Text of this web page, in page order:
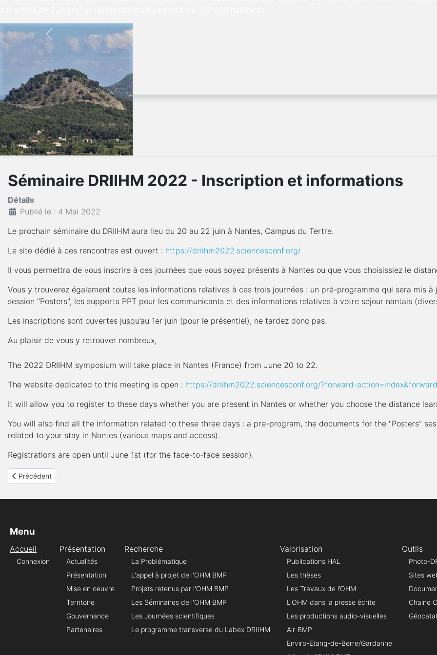
Previous
Séminaire DRIIHM 2022 - Inscription et informations
Détails
Publié le : 4 Mai 2022
Le prochain séminaire du DRIIHM aura lieu du 20 au 22 juin à Nantes, Campus du Tertre.
Le site dédié à ces rencontres est ouvert : https://driihm2022.sciencesconf.org/
Il vous permettra de vous inscrire à ces journées que vous soyez présents à Nantes ou que vous choisissiez le
Vous y trouverez également toutes les informations relatives à ces trois journées : un pré-programme qui sera mis
session "Posters", les supports PPT pour les communicants et des informations relatives à votre séjour nantais
Les inscriptions sont ouvertes jusqu’au 1er juin (pour le présentiel), ne tardez donc pas.
Au plaisir de vous y retrouver nombreux,
The 2022 DRIIHM symposium will take place in Nantes (France) from June 20 to 22.
The website dedicated to this meeting is open : https://driihm2022.sciencesconf.org/?forward-
It will allow you to register to these days whether you are present in Nantes or whether you choose the distance
You will also find all the information related to these three days : a pre-program, the documents for the "Posters"
related to your stay in Nantes (various maps and access).
Registrations are open until June 1st (for the face-to-face session).
Article précédent : LES RAPPORTS DE SANTE PUBLIQUE FRANCE
Précédent
Menu
Accueil
Connexion
Présentation
Actualités
Présentation
Mise en oeuvre
Territoire
Gouvernance
Partenaires
Recherche
La Problématique
L'appel à projet de l'OHM BMP
Projets retenus par l'OHM BMP
Les Séminaires de l'OHM BMP
Les Journées scientifiques
Le programme transverse du Labex DRIIHM
Valorisation
Publications HAL
Les thèses
Les Travaux de l’OHM
L'OHM dans la presse écrite
Les productions audio-visuelles
Air-BMP
Enviro-Etang-de-Berre/Gardanne
Outils
Photo-
Sites
Chaine